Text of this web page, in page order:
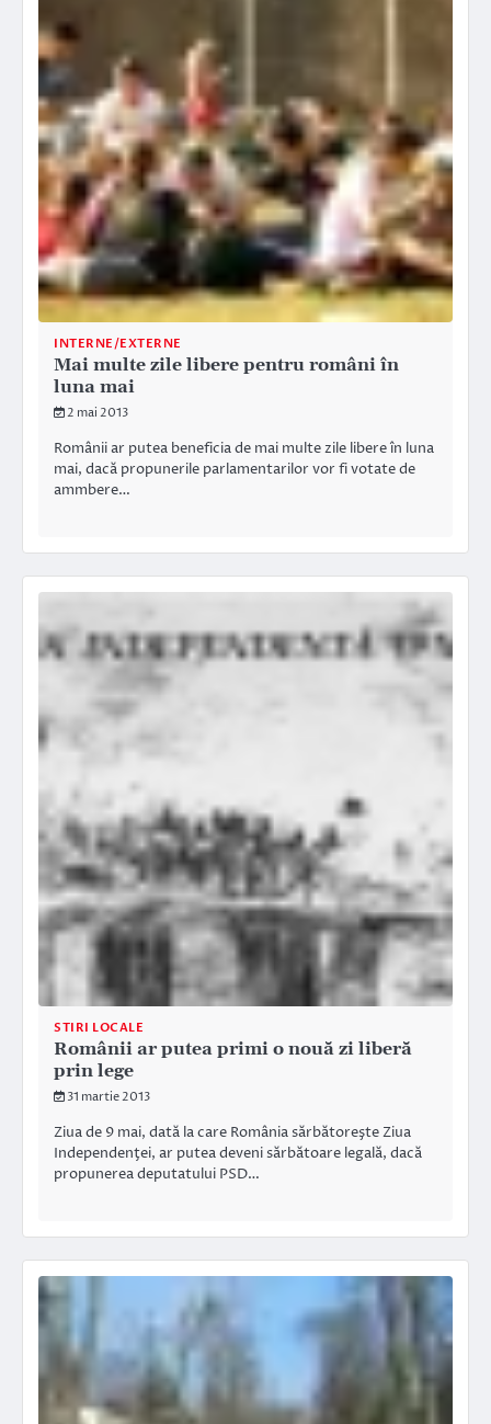
INTERNE/EXTERNE
Mai multe zile libere pentru români în
luna mai
2 mai 2013
Românii ar putea beneficia de mai multe zile libere în luna
mai, dacă propunerile parlamentarilor vor fi votate de
ammbere…
STIRI LOCALE
Românii ar putea primi o nouă zi liberă
prin lege
31 martie 2013
Ziua de 9 mai, dată la care România sărbătoreşte Ziua
Independenţei, ar putea deveni sărbătoare legală, dacă
propunerea deputatului PSD…